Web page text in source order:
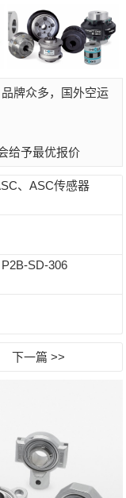
牌众多，国外空运
给予最优报价
、ASC传感器
SD-306
下一篇 >>